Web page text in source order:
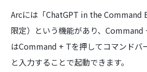
Arcには「ChatGPT in the
限定）という機能があり、
はCommand + Tを押してコマンドバ
と入力することで起動できます。